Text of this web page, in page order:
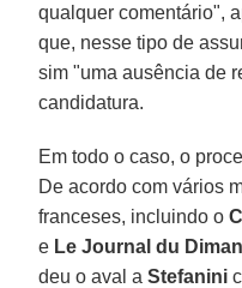
qualquer comentário",
que, nesse tipo de
sim "uma ausência de
candidatura.
Em todo o caso, o
De acordo com vários
franceses, incluindo o
e Le Journal du
deu o aval aStefanini